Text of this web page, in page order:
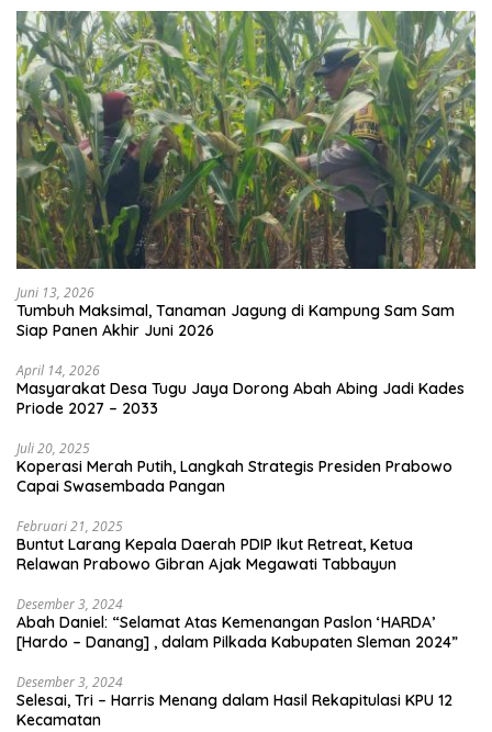
Juni 13, 2026
Tumbuh Maksimal, Tanaman Jagung di Kampung Sam Sam
Siap Panen Akhir Juni 2026
April 14, 2026
Masyarakat Desa Tugu Jaya Dorong Abah Abing Jadi Kades
Priode 2027 – 2033
Juli 20, 2025
Koperasi Merah Putih, Langkah Strategis Presiden Prabowo
Capai Swasembada Pangan
Februari 21, 2025
Buntut Larang Kepala Daerah PDIP Ikut Retreat, Ketua
Relawan Prabowo Gibran Ajak Megawati Tabbayun
Desember 3, 2024
Abah Daniel: “Selamat Atas Kemenangan Paslon ‘HARDA’
[Hardo – Danang] , dalam Pilkada Kabupaten Sleman 2024”
Desember 3, 2024
Selesai, Tri – Harris Menang dalam Hasil Rekapitulasi KPU 12
Kecamatan